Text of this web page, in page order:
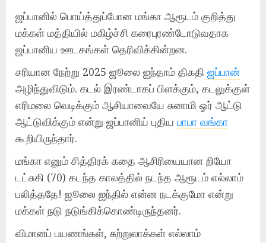
ஜப்பானில் பொய்த்துப்போன மங்கா ஆரூடம் குறித்து
மக்கள் மத்தியில் மகிழ்ச்சி கரைபுரண்டோடுவதாக
ஜப்பானிய ஊடகங்கள் தெரிவிக்கின்றன.
சரியான நேற்று 2025 ஜூலை ஐந்தாம் திகதி ஜப்பான்
அழிந்துவிடும். கடல் இரண்டாகப் பிளக்கும், கடலுக்குள்
எரிமலை வெடிக்கும் ஆசியாவையே சுனாமி ஓர் ஆட்டு
ஆட்டுவிக்கும் என்று ஜப்பானிய் புதிய பாபா வங்கா
கூறியிருந்தார்.
மங்கா எனும் சித்திரக் கதை ஆசிரியையான றியோ
டட்சுகி (70) கடந்த காலத்தில் நடந்த ஆரூடம் எல்லாம்
பலித்ததே! ஜூலை ஐந்தில் என்ன நடக்குமோ என்று
மக்கள் நடு நடுங்கிக்கொண்டிருந்தனர்.
விமானப் பயணங்கள், சுற்றுலாக்கள் எல்லாம்